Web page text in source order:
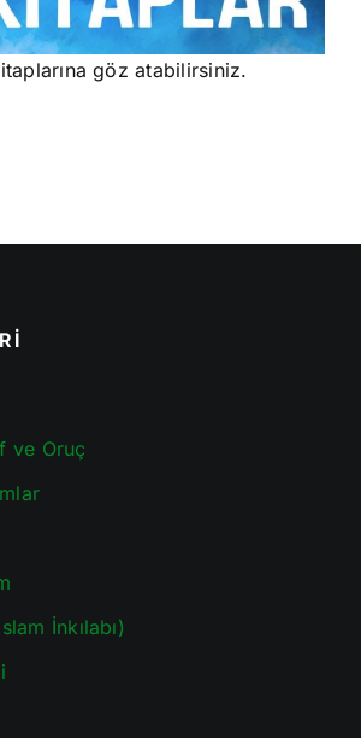
göz atabilirsiniz.
ve Oruç
İnkılabı)